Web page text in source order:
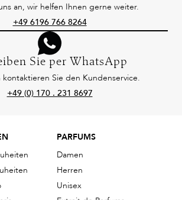
an, wir helfen Ihnen gerne weiter.
+49 6196 766 8264
Sie per WhatsApp
kontaktieren Sie den Kundenservice.
+49 (0) 170 . 231 8697
PARFUMS
Damen
Herren
Unisex